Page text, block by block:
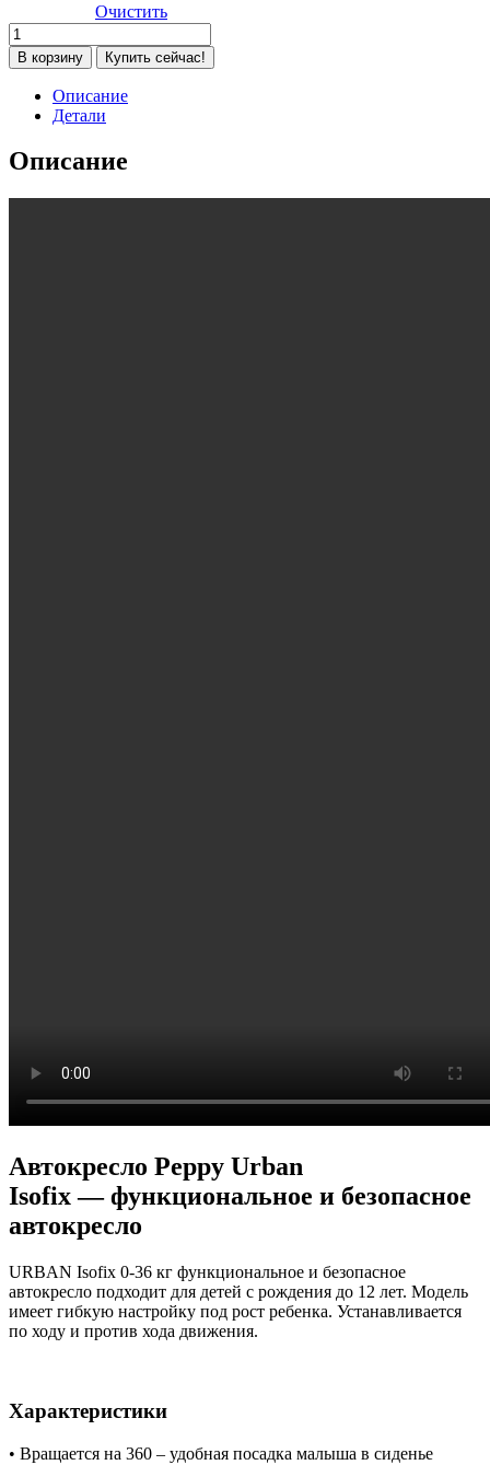
Очистить
Количество
товара
Автокресло
Peppy
Urban
(0-
36
В корзину Купить сейчас!
Описание
Детали
Описание
Автокресло Peppy Urban
Isofix — функциональное и безопасное
автокресло
URBAN Isofix 0-36 кг функциональное и безопасное
автокресло подходит для детей с рождения до 12 лет. Модель
имеет гибкую настройку под рост ребенка. Устанавливается
по ходу и против хода движения.
Характеристики
• Вращается на 360 – удобная посадка малыша в сиденье